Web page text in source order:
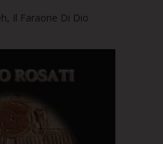
Il Faraone Di Dio